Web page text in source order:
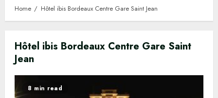
Home Hôtel ibis Bordeaux Centre Gare Saint Jean
Hôtel ibis Bordeaux Centre Gare Saint
Jean
8 min read